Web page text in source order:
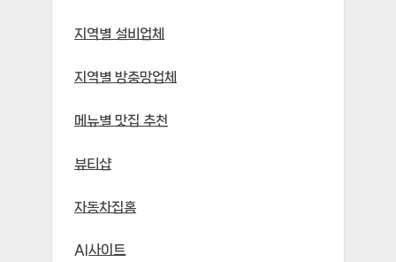
지역별 설비업체
지역별 방충망업체
메뉴별 맛집 추천
뷰티샵
자동차집홈
AI사이트